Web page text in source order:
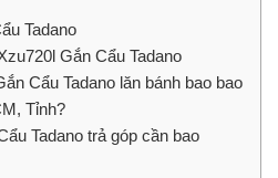
Tadano
Gắn Cẩu Tadano
Cẩu Tadano lăn bánh bao bao
Tỉnh?
Tadano trả góp cần bao